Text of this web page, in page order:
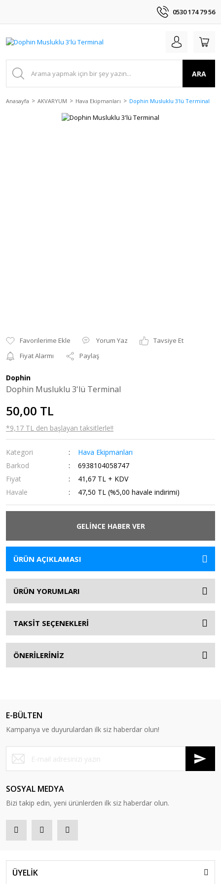
0530 174 79 56
ARA
Anasayfa AKVARYUM Hava Ekipmanları Dophin Musluklu 3'lü Terminal
Yorum Yaz
Tavsiye Et
Fiyat Alarmı
Paylaş
Dophin
Dophin Musluklu 3'lü Terminal
50,00 TL
*9,17 TL den başlayan taksitlerle!!
Kategori
Hava Ekipmanları
Barkod
6938104058747
Fiyat
41,67 TL + KDV
Havale
47,50 TL (%5,00 havale indirimi)
GELİNCE HABER VER
ÜRÜN AÇIKLAMASI
ÜRÜN YORUMLARI
TAKSİT SEÇENEKLERİ
ÖNERİLERİNİZ
E-BÜLTEN
Kampanya ve duyurulardan ilk siz haberdar olun!
SOSYAL MEDYA
Bizi takip edin, yeni ürünlerden ilk siz haberdar olun.
ÜYELİK